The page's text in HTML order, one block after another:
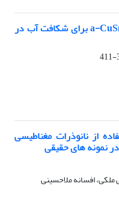
ساخت و بررسی فوتوآند بر پایۀ a-CuSnO3 برای شکافت آب در
از نانوذرات مغناطیسی
ملکی، افسانه ملاحسینی